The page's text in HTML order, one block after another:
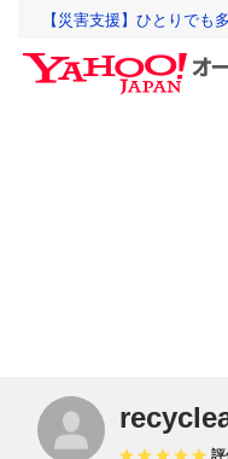
【災害支援】ひとりでも